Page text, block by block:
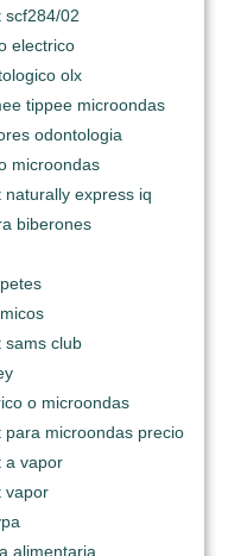
scf284/02
electrico
olx
tippee microondas
odontologia
microondas
express iq
biberones
sams club
o microondas
microondas precio
a vapor
vapor
alimentaria